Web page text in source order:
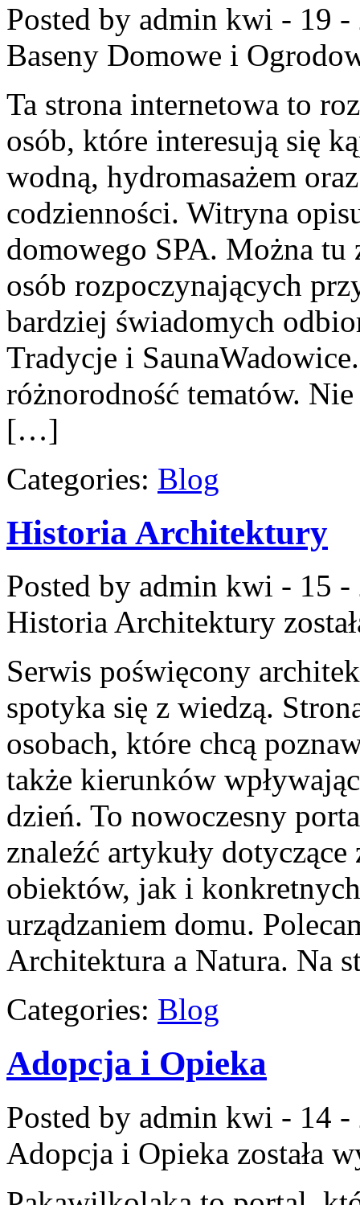
Posted by admin kwi - 19 -
Baseny Domowe i
Ta strona internetowa to
osób, które interesują się
wodną, hydromasażem
codzienności. Witryna
domowego SPA. Można tu
osób rozpoczynających
bardziej świadomych
Tradycje i
różnorodność tematów.
[…]
Categories: Blog
Historia Architektury
Posted by admin kwi - 15 -
Historia Architektury
Serwis poświęcony
spotyka się z wiedzą.
osobach, które chcą
także kierunków
dzień. To nowoczesny
znaleźć artykuły
obiektów, jak i
urządzaniem domu.
Architektura a Natura. Na
Categories: Blog
Adopcja i Opieka
Posted by admin kwi - 14 -
Adopcja i Opieka została